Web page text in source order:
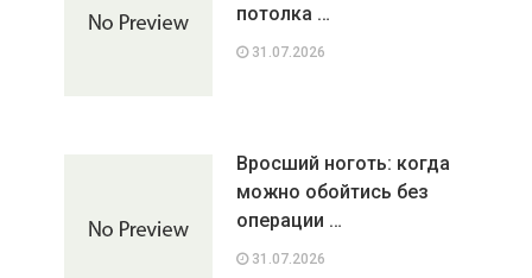
потолка …
31.07.2026
Вросший ноготь: когда
можно обойтись без
операции …
31.07.2026